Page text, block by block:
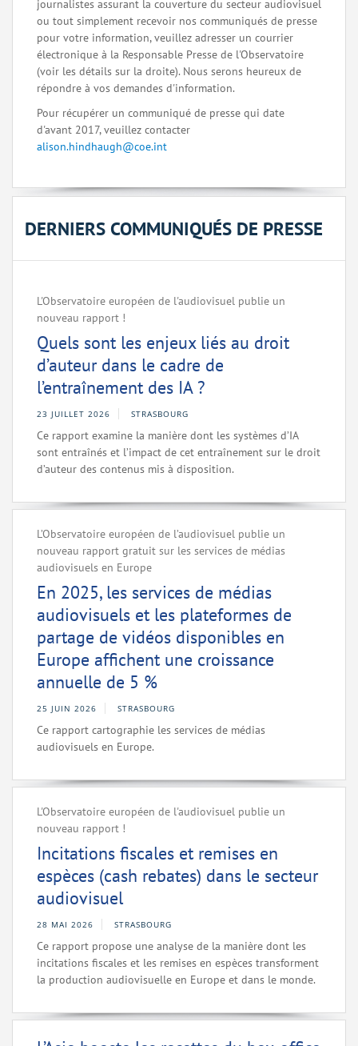
journalistes assurant la couverture du secteur audiovisuel
ou tout simplement recevoir nos communiqués de presse
pour votre information, veuillez adresser un courrier
électronique à la Responsable Presse de l'Observatoire
(voir les détails sur la droite). Nous serons heureux de
répondre à vos demandes d'information.
Pour récupérer un communiqué de presse qui date
d'avant 2017, veuillez contacter
alison.hindhaugh@coe.int
DERNIERS COMMUNIQUÉS DE PRESSE
L'Observatoire européen de l'audiovisuel publie un
nouveau rapport !
Quels sont les enjeux liés au droit
d’auteur dans le cadre de
l’entraînement des IA ?
23 JUILLET 2026 STRASBOURG
Ce rapport examine la manière dont les systèmes d’IA
sont entraînés et l’impact de cet entraînement sur le droit
d’auteur des contenus mis à disposition.
L’Observatoire européen de l’audiovisuel publie un
nouveau rapport gratuit sur les services de médias
audiovisuels en Europe
En 2025, les services de médias
audiovisuels et les plateformes de
partage de vidéos disponibles en
Europe affichent une croissance
annuelle de 5 %
25 JUIN 2026 STRASBOURG
Ce rapport cartographie les services de médias
audiovisuels en Europe.
L'Observatoire européen de l'audiovisuel publie un
nouveau rapport !
Incitations fiscales et remises en
espèces (cash rebates) dans le secteur
audiovisuel
28 MAI 2026 STRASBOURG
Ce rapport propose une analyse de la manière dont les
incitations fiscales et les remises en espèces transforment
la production audiovisuelle en Europe et dans le monde.